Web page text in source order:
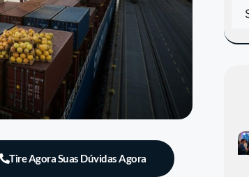
Tire Agora Suas Dúvidas Agora